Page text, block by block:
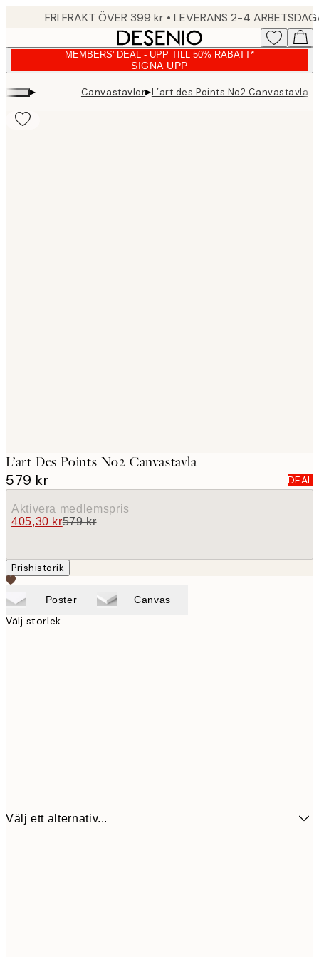
FRI FRAKT ÖVER 399 kr • LEVERANS 2-4
MEMBERS' DEAL - UPP TILL 50% RABATT*
SIGNA UPP
▸ Canvastavlor▸L’art des Points No2 Canvastavla
L’art Des Points No2 Canvastavla
579 kr DEAL
Aktivera medlemspris
405,30 kr579 kr
Prishistorik
Poster Canvas
Välj storlek
Välj ett alternativ...